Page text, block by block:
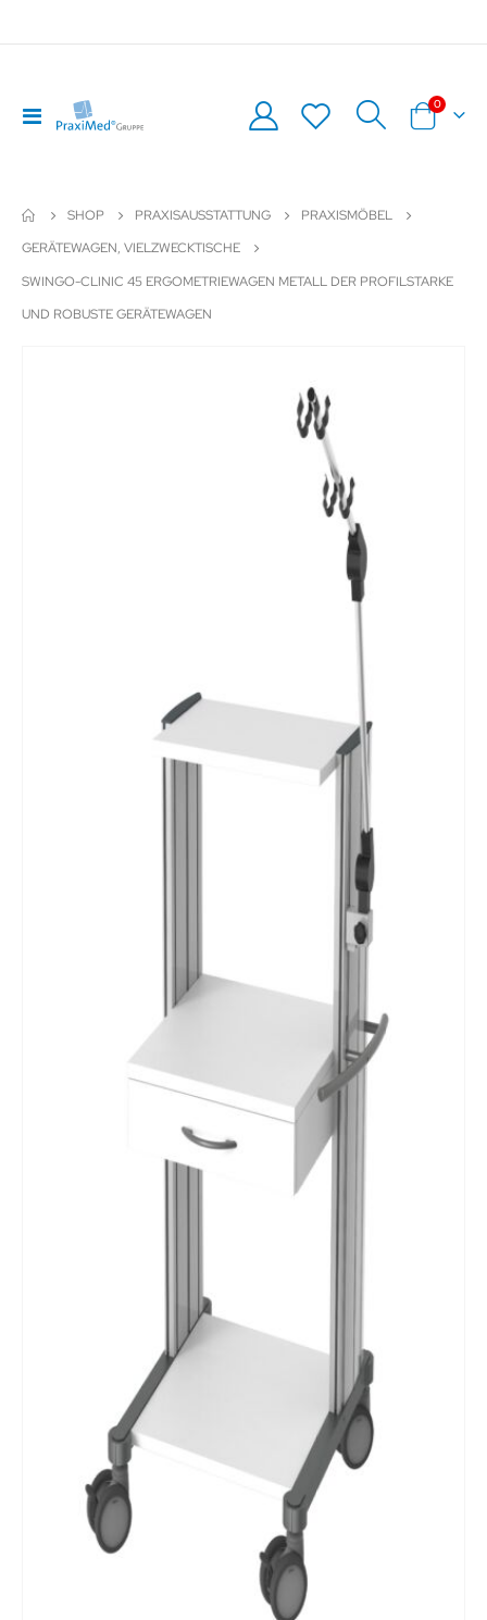
Navigation
umschalten
Warenkorb
0Artikel
SHOP PRAXISAUSSTATTUNG
PRAXISMÖBEL
GERÄTEWAGEN, VIELZWECKTISCHE
SWINGO-CLINIC 45 ERGOMETRIEWAGEN METALL DER PROFILSTARKE
UND ROBUSTE GERÄTEWAGEN